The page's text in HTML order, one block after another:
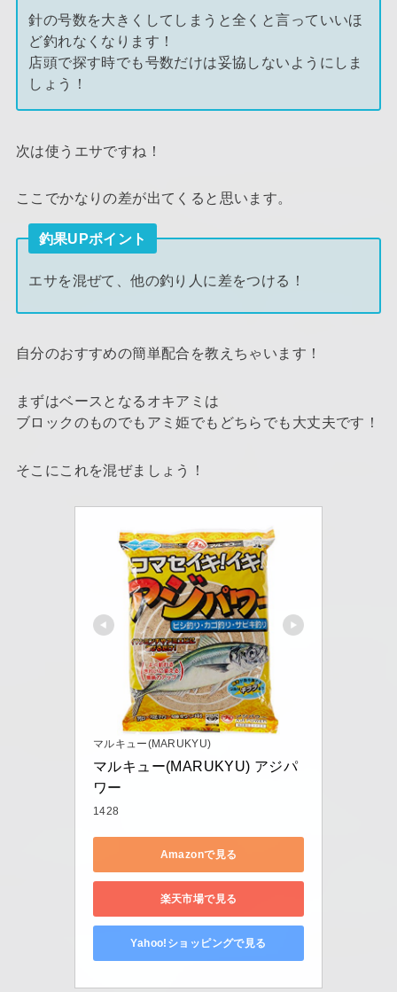
針の号数を大きくしてしまうと全くと言っていいほ
ど釣れなくなります！
店頭で探す時でも号数だけは妥協しないようにしま
しょう！
次は使うエサですね！
ここでかなりの差が出てくると思います。
釣果UPポイント
エサを混ぜて、他の釣り人に差をつける！
自分のおすすめの簡単配合を教えちゃいます！
まずはベースとなるオキアミは
ブロックのものでもアミ姫でもどちらでも大丈夫です！
そこにこれを混ぜましょう！
マルキュー(MARUKYU)
マルキュー(MARUKYU) アジパ
ワー
1428
Amazonで見る
楽天市場で見る
Yahoo!ショッピングで見る